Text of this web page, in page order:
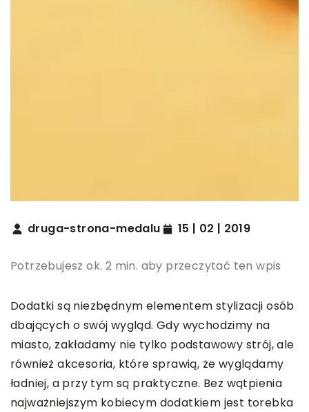
druga-strona-medalu 15 | 02 | 2019
Potrzebujesz ok. 2 min. aby przeczytać ten wpis
Dodatki są niezbędnym elementem stylizacji osób
dbających o swój wygląd. Gdy wychodzimy na
miasto, zakładamy nie tylko podstawowy strój, ale
również akcesoria, które sprawią, że wyglądamy
ładniej, a przy tym są praktyczne. Bez wątpienia
najważniejszym kobiecym dodatkiem jest torebka